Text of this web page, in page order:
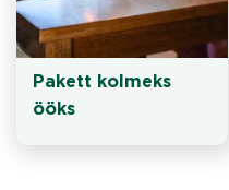
Pakett kolmeks
ööks